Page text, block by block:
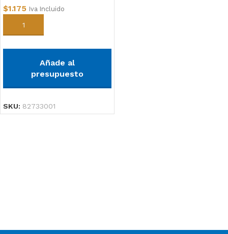
$1.175 Iva Incluido
Añadir al carrito
Añade al
presupuesto
SKU: 82733001